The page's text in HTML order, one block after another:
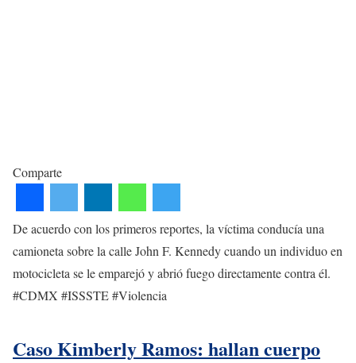
Comparte
De acuerdo con los primeros reportes, la víctima conducía una
camioneta sobre la calle John F. Kennedy cuando un individuo en
motocicleta se le emparejó y abrió fuego directamente contra él.
#CDMX #ISSSTE #Violencia
Caso Kimberly Ramos: hallan cuerpo